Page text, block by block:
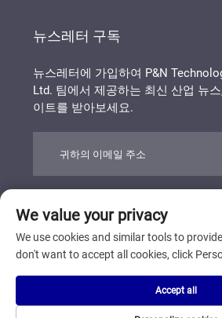
뉴스레터 구독
뉴스레터에 가입하여 P&N
Ltd. 팀에서 제공하는 최신 산업 뉴
이트를 받아보세요.
Copyright © P&N Technology
Rights Reserved
개인정보 보호
맨 위로 스크롤
We value your privacy
We use cookies and similar tools to
don't want to accept all cookies, click
Accept all